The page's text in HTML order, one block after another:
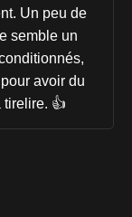
Un peu de
semble un
avoir du
tirelire. 👍